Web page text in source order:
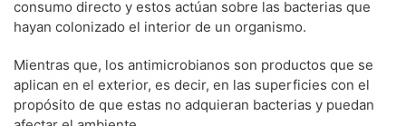
consumo directo y estos actúan sobre las bacterias que
hayan colonizado el interior de un organismo.
Mientras que, los antimicrobianos son productos que se
aplican en el exterior, es decir, en las superficies con el
propósito de que estas no adquieran bacterias y puedan